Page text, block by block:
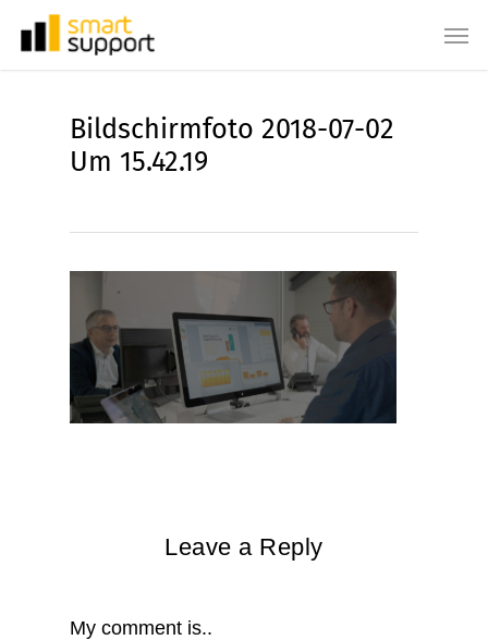
Bildschirmfoto 2018-07-02
Um 15.42.19
Leave a Reply
My comment is..